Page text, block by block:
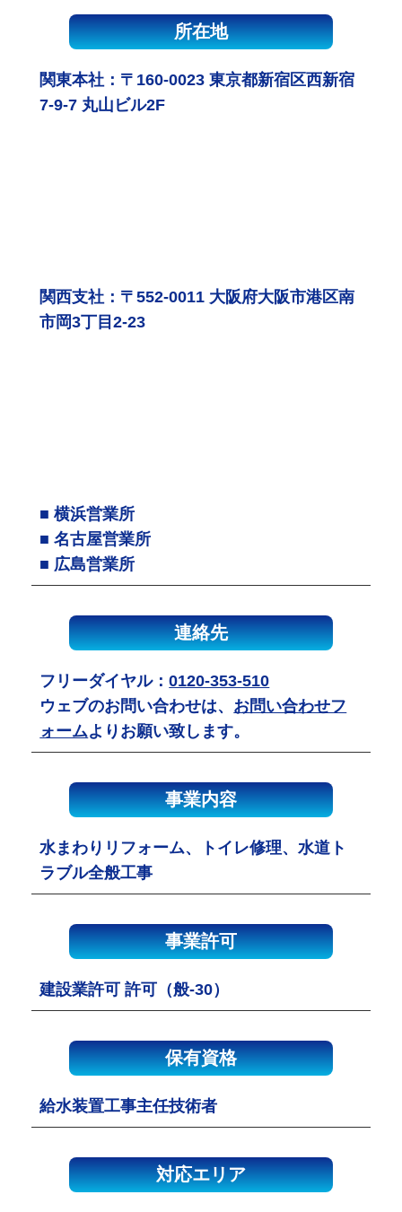
所在地
関東本社：〒160-0023 東京都新宿区西新宿
7-9-7 丸山ビル2F
関西支社：〒552-0011 大阪府大阪市港区南
市岡3丁目2-23
■ 横浜営業所
■ 名古屋営業所
■ 広島営業所
連絡先
フリーダイヤル：0120-353-510
ウェブのお問い合わせは、 お問い合わせフ
ォームよりお願い致します。
事業内容
水まわりリフォーム、トイレ修理、水道ト
ラブル全般工事
事業許可
建設業許可 許可（般-30）
保有資格
給水装置工事主任技術者
対応エリア